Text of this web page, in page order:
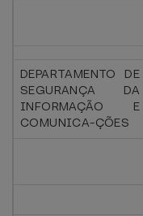
DEPARTAMENTO DE
SEGURANÇA DA
INFORMAÇÃO E
COMUNICA-ÇÕES